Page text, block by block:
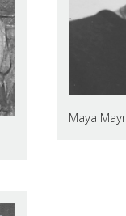
Maya